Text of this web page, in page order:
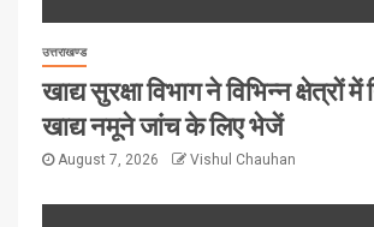
उत्तराखण्ड
खाद्य सुरक्षा विभाग ने विभिन्न क्षेत्रों में
खाद्य नमूने जांच के लिए भेजें
August 7, 2026 Vishul Chauhan